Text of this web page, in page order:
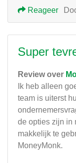
Reageer
Super
Review over
Ik heb alleen
team is uiterst
de opties zijn in
makkelijk te
MoneyMonk.